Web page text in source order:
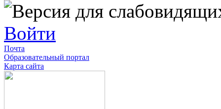
Войти
Почта
Образовательный портал
Карта сайта